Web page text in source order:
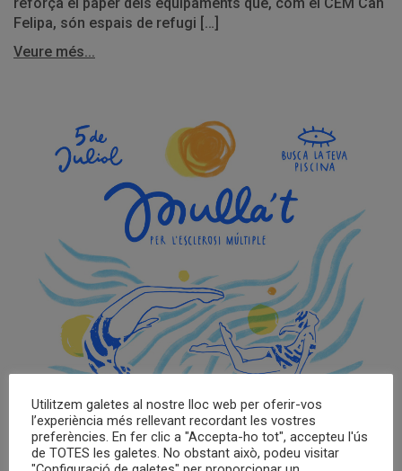
Felipa, són espais de refugi […]
Veure més...
Utilitzem galetes al nostre lloc web per oferir-vos
l’experiència més rellevant recordant les vostres
preferències. En fer clic a "Accepta-ho tot", accepteu l'ús
de TOTES les galetes. No obstant això, podeu visitar